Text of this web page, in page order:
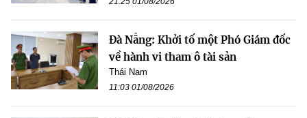
Đà Nẵng: Khởi tố một Phó Giám đốc
về hành vi tham ô tài sản
Thái Nam
11:03 01/08/2026